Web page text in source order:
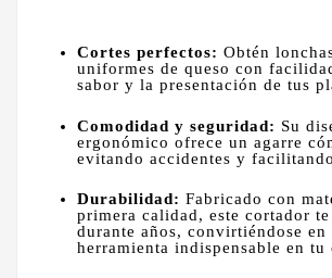
Cortes perfectos: Obtén
uniformes de queso con
sabor y la presentación de tus
Comodidad y seguridad: Su
ergonómico ofrece un agarre
evitando accidentes y
Durabilidad: Fabricado con
primera calidad, este cortador te
durante años, convirtiéndose en
herramienta indispensable en tu